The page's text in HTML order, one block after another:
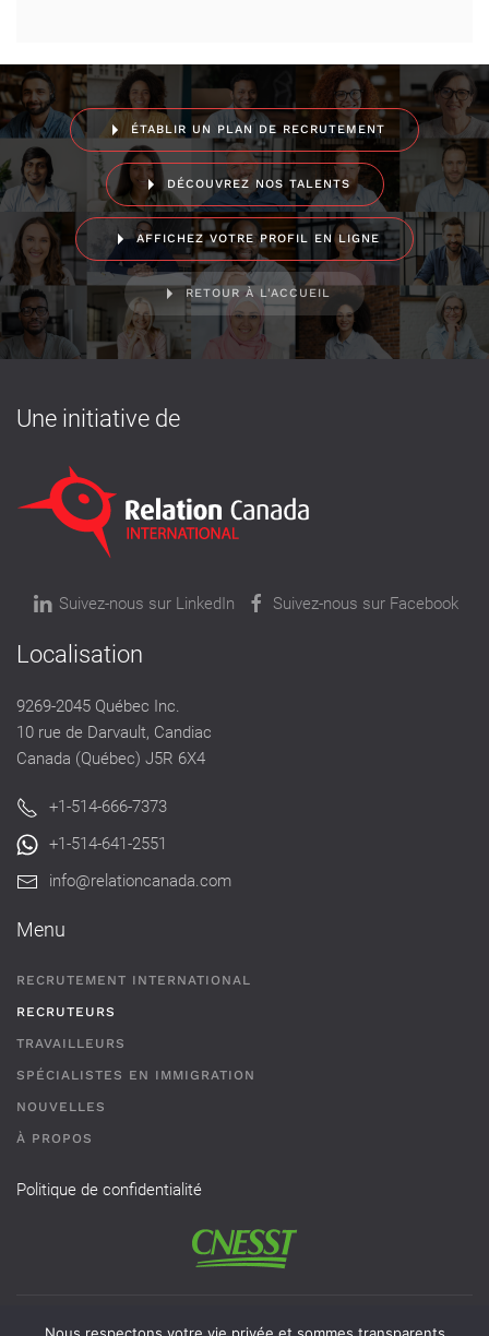
ÉTABLIR UN PLAN DE RECRUTEMENT
DÉCOUVREZ NOS TALENTS
AFFICHEZ VOTRE PROFIL EN LIGNE
RETOUR À L'ACCUEIL
Une initiative de
Suivez-nous sur LinkedIn Suivez-nous sur Facebook
Localisation
9269-2045 Québec Inc.
10 rue de Darvault, Candiac
Canada (Québec) J5R 6X4
+1-514-666-7373
+1-514-641-2551
info@relationcanada.com
Menu
RECRUTEMENT INTERNATIONAL
RECRUTEURS
TRAVAILLEURS
SPÉCIALISTES EN IMMIGRATION
NOUVELLES
À PROPOS
Politique de confidentialité
Permis de recrutement # AR-2101593 - Une agence de